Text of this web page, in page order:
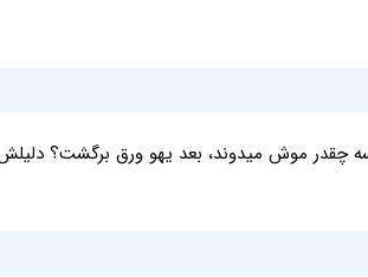
چقدر موش میدوند، بعد یهو ورق برگشت؟